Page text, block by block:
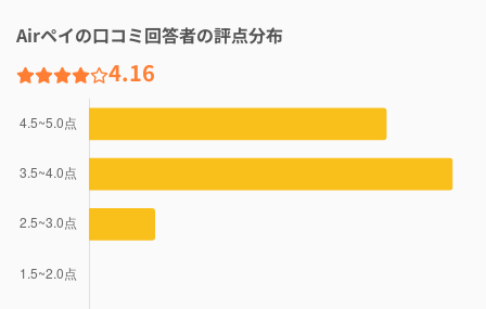
Airペイの口コミ回答者の評点分布
4.16